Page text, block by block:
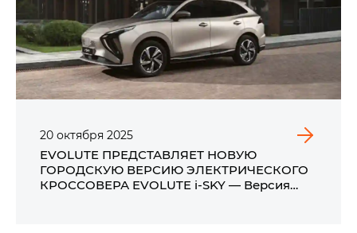
20 октября 2025
EVOLUTE ПРЕДСТАВЛЯЕТ НОВУЮ
ГОРОДСКУЮ ВЕРСИЮ ЭЛЕКТРИЧЕСКОГО
КРОССОВЕРА EVOLUTE i‑SKY — Версия